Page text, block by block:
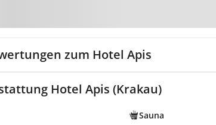
zum Hotel Apis
Hotel Apis (Krakau)
Sauna